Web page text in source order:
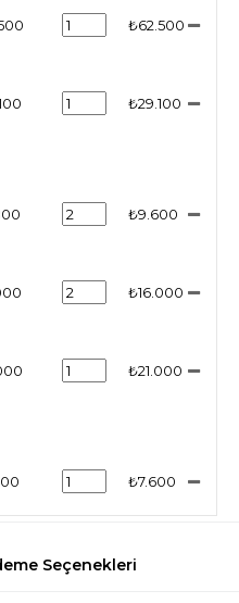
₺62.500
₺29.100
₺9.600
₺16.000
₺21.000
₺7.600
Seçenekleri